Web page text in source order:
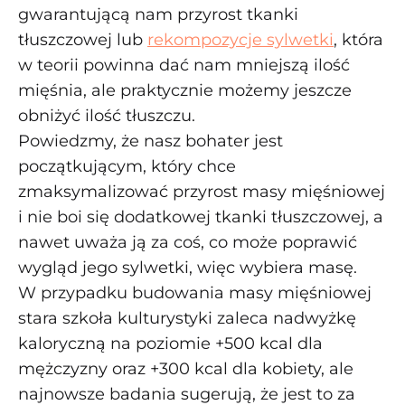
gwarantującą nam przyrost tkanki
tłuszczowej lub rekompozycje sylwetki, która
w teorii powinna dać nam mniejszą ilość
mięśnia, ale praktycznie możemy jeszcze
obniżyć ilość tłuszczu.
Powiedzmy, że nasz bohater jest
początkującym, który chce
zmaksymalizować przyrost masy mięśniowej
i nie boi się dodatkowej tkanki tłuszczowej, a
nawet uważa ją za coś, co może poprawić
wygląd jego sylwetki, więc wybiera masę.
W przypadku budowania masy mięśniowej
stara szkoła kulturystyki zaleca nadwyżkę
kaloryczną na poziomie +500 kcal dla
mężczyzny oraz +300 kcal dla kobiety, ale
najnowsze badania sugerują, że jest to za